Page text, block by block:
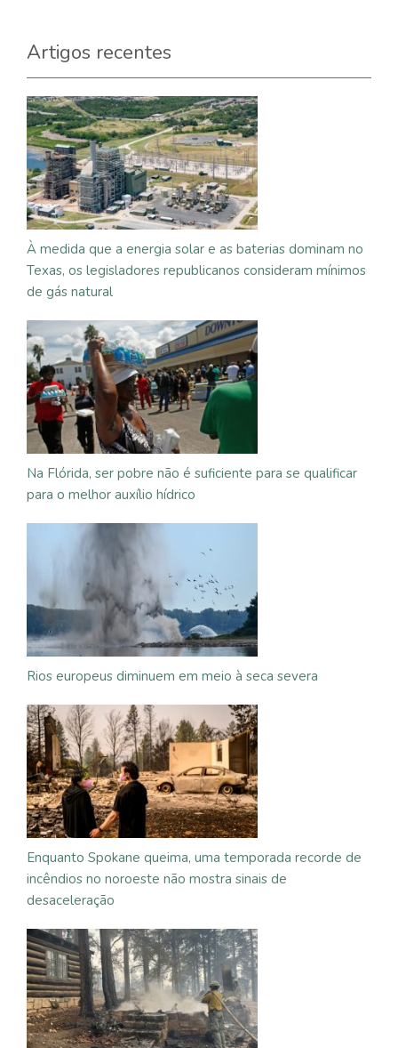
Artigos recentes
À medida que a energia solar e as baterias dominam no
Texas, os legisladores republicanos consideram mínimos
de gás natural
Na Flórida, ser pobre não é suficiente para se qualificar
para o melhor auxílio hídrico
Rios europeus diminuem em meio à seca severa
Enquanto Spokane queima, uma temporada recorde de
incêndios no noroeste não mostra sinais de
desaceleração